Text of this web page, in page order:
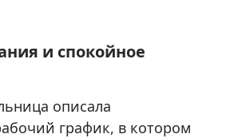
и спокойное
описала
график, в котором